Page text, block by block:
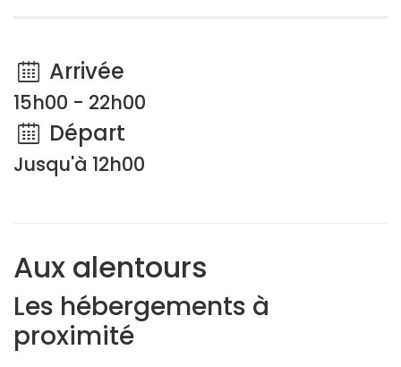
Arrivée
15h00 - 22h00
Départ
Jusqu'à 12h00
Aux alentours
Les hébergements à
proximité